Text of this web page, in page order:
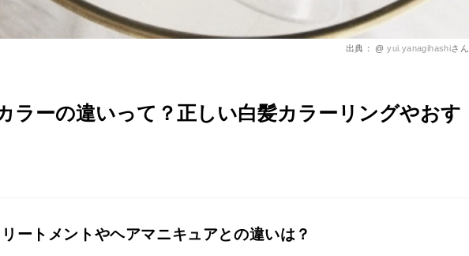
出典： @ yui.yanagihashiさん
ラーの違いって？正しい白髪カラーリングやおす
ートメントやヘアマニキュアとの違いは？